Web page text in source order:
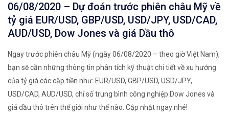
06/08/2020 – Dự đoán trước phiên châu Mỹ về
tỷ giá EUR/USD, GBP/USD, USD/JPY, USD/CAD,
AUD/USD, Dow Jones và giá Dầu thô
Ngay trước phiên châu Mỹ (ngày 06/08/2020 – theo giờ Việt Nam),
bạn sẽ cần những thông tin phân tích kỹ thuật chi tiết về xu hướng
của tỷ giá các cặp tiền như: EUR/USD, GBP/USD, USD/JPY,
USD/CAD, AUD/USD, chỉ số trung bình công nghiệp Dow Jones và
giá dầu thô trên thế giới như thế nào. Cập nhật ngay nhé!